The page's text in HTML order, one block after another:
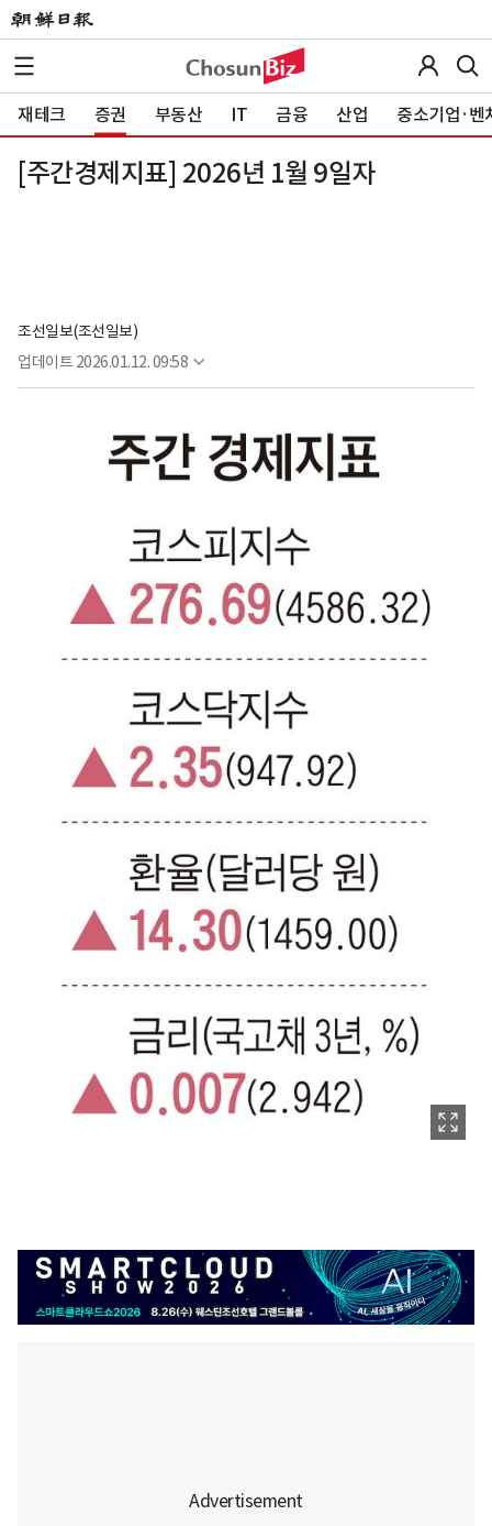
재테크 증권 부동산 IT 금융 산업 중소기업·벤
[주간경제지표] 2026년 1월 9일자
조선일보(조선일보)
업데이트 2026.01.12. 09:58